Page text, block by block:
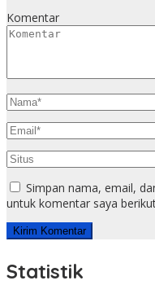
Komentar
Simpan nama, email,
untuk komentar saya
Statistik